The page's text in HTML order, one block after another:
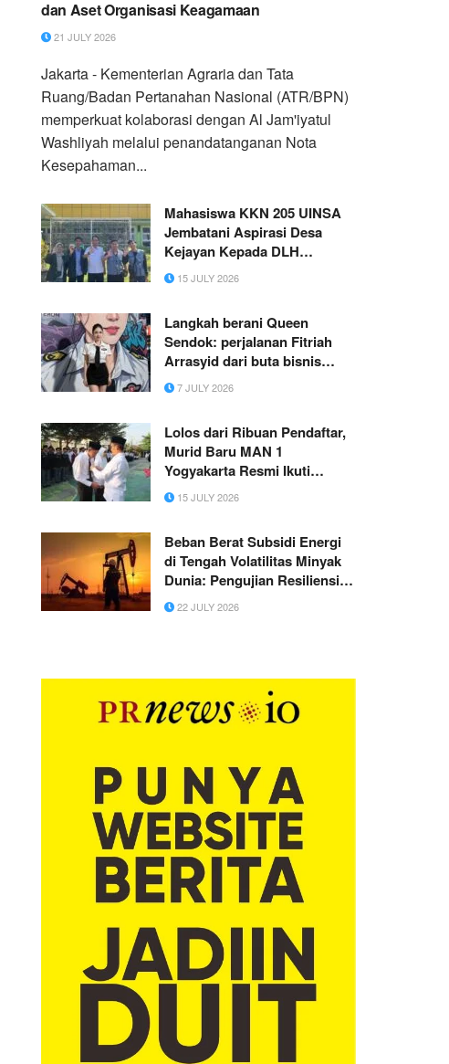
dan Aset Organisasi Keagamaan
21 JULY 2026
Jakarta - Kementerian Agraria dan Tata
Ruang/Badan Pertanahan Nasional (ATR/BPN)
memperkuat kolaborasi dengan Al Jam'iyatul
Washliyah melalui penandatanganan Nota
Kesepahaman...
Mahasiswa KKN 205 UINSA
Jembatani Aspirasi Desa
Kejayan Kepada DLH
Bondowoso Terkait
Pengadaan Tempat
15 JULY 2026
Langkah berani Queen
Sendok: perjalanan Fitriah
Arrasyid dari buta bisnis
hingga sukses merintis toko
mandiri di TikTok
7 JULY 2026
Lolos dari Ribuan Pendaftar,
Murid Baru MAN 1
Yogyakarta Resmi Ikuti
MATAMUDA 2026
15 JULY 2026
Beban Berat Subsidi Energi
di Tengah Volatilitas Minyak
Dunia: Pengujian Resiliensi
APBN 2026
22 JULY 2026